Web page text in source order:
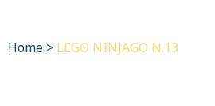
Home > LEGO NINJAGO N.13